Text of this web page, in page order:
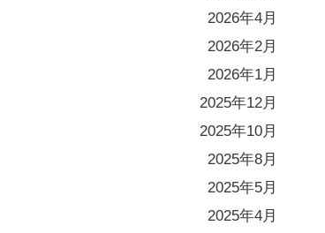
2026年4月
2026年2月
2026年1月
2025年12月
2025年10月
2025年8月
2025年5月
2025年4月